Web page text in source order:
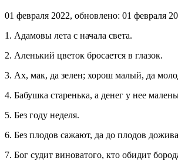
01 февраля 2022, обновлено: 01 февраля
1. Адамовы лета с начала света.
2. Аленький цветок бросается в глазок.
3. Ах, мак, да зелен; хорош малый, да
4. Бабушка старенька, а денег у нее
5. Без году неделя.
6. Без плодов сажают, да до плодов
7. Бог судит виноватого, кто обидит